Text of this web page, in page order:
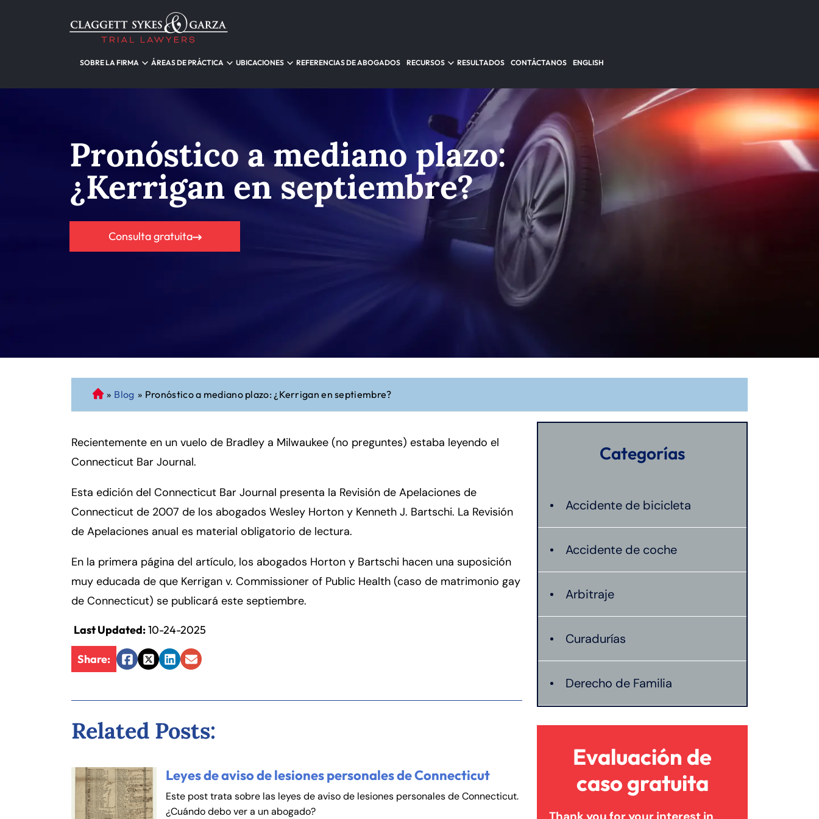
SOBRE LA FIRMA ÁREAS DE PRÁCTICA UBICACIONES REFERENCIAS DE ABOGADOS RECURSOS RESULTADOS CONTÁCTANOS ENGLISH
Pronóstico a mediano plazo:
¿Kerrigan en septiembre?
Consulta gratuita
A
b
g
a
e
P
so
n
al
Inj
ur
d
e
o
n
cu
t
» Blog » Pronóstico a mediano plazo: ¿Kerrigan en septiembre?
Recientemente en un vuelo de Bradley a Milwaukee (no preguntes) estaba leyendo el
Connecticut Bar Journal.
Esta edición del Connecticut Bar Journal presenta la Revisión de Apelaciones de
Connecticut de 2007 de los abogados Wesley Horton y Kenneth J. Bartschi. La Revisión
de Apelaciones anual es material obligatorio de lectura.
En la primera página del artículo, los abogados Horton y Bartschi hacen una suposición
muy educada de que Kerrigan v. Commissioner of Public Health (caso de matrimonio gay
de Connecticut) se publicará este septiembre.
Last Updated:10-24-2025
Share:
Facebook
TwitterLinkedIn
Email
Related Posts:
Leyes de aviso de lesiones personales de Connecticut
Este post trata sobre las leyes de aviso de lesiones personales de Connecticut.
¿Cuándo debo ver a un abogado?
Categorías
Accidente de bicicleta
Accidente de coche
Arbitraje
Curadurías
Derecho de Familia
Lesión catastrófica
Lesión por quemadura
Evaluación de
caso gratuita
Farmington - Hours
Enfield - Hours